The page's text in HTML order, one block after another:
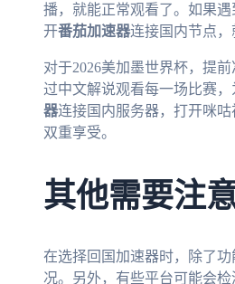
播，就能正常观看了。如果
开番茄加速器连接国内节点，
对于2026美加墨世界杯，提
过中文解说观看每一场比赛
器连接国内服务器，打开咪
双重享受。
其他需要注
在选择回国加速器时，除了功
况。另外，有些平台可能会